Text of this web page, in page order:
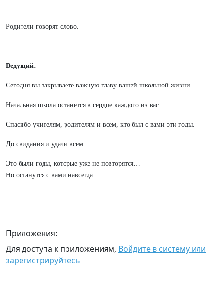
Родители говорят слово.
Ведущий:
Сегодня вы закрываете важную главу вашей школьной жизни.
Начальная школа останется в сердце каждого из вас.
Спасибо учителям, родителям и всем, кто был с вами эти годы.
До свидания и удачи всем.
Это были годы, которые уже не повторятся…
Но останутся с вами навсегда.
Приложения:
Для доступа к приложениям, Войдите в систему или
зарегистрируйтесь